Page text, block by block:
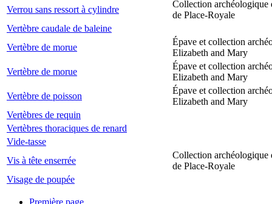
Verrou sans ressort à cylindre
Collection archéologique
de Place-Royale
Vertèbre caudale de baleine
Vertèbre de morue
Épave et collection
Elizabeth and Mary
Vertèbre de morue
Épave et collection
Elizabeth and Mary
Vertèbre de poisson
Épave et collection
Elizabeth and Mary
Vertèbres de requin
Vertèbres thoraciques de renard
Vide-tasse
Vis à tête enserrée
Collection archéologique
de Place-Royale
Visage de poupée
Première page